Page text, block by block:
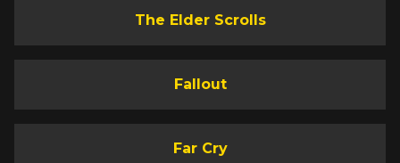
The Elder Scrolls
Fallout
Far Cry